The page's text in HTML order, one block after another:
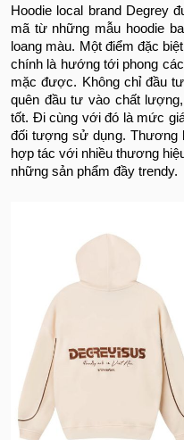
Hoodie local brand Degrey
mã từ những mẫu hoodie
loang màu. Một điểm đặc
chính là hướng tới phong
mặc được. Không chỉ đầu
quên đầu tư vào chất
tốt. Đi cùng với đó là mức
đối tượng sử dụng. Thương
hợp tác với nhiều thương
những sản phẩm đầy trendy.